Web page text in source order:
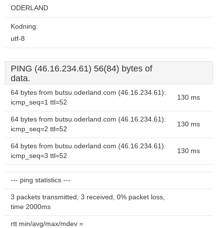
ODERLAND
Kodning:
utf-8
PING (46.16.234.61) 56(84) bytes of
data.
64 bytes from butsu.oderland.com (46.16.234.61):
icmp_seq=1 ttl=52
130 ms
64 bytes from butsu.oderland.com (46.16.234.61):
icmp_seq=2 ttl=52
130 ms
64 bytes from butsu.oderland.com (46.16.234.61):
icmp_seq=3 ttl=52
130 ms
--- ping statistics ---
3 packets transmitted, 3 received, 0% packet loss,
time 2000ms
rtt min/avg/max/mdev =